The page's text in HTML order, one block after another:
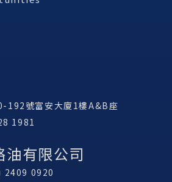
192號富安大廈1樓A&B座
1981
油有限公司
2409 0920